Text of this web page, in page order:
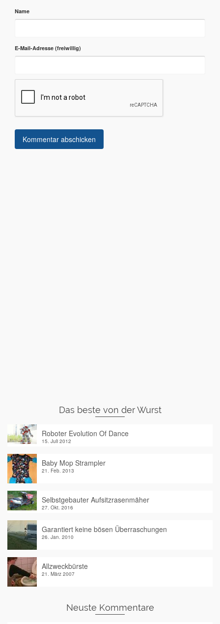
Name
E-Mail-Adresse
Das beste von der Wurst
Roboter Evolution Of Dance
15. Juli 2012
Baby Mop Strampler
21. Feb. 2013
Selbstgebauter Aufsitzrasenmäher
27. Okt. 2016
Garantiert keine bösen Überraschungen
26. Jan. 2010
Allzweckbürste
21. März 2007
Neuste Kommentare